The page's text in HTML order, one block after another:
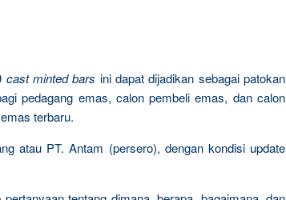
cast minted bars ini dapat dijadikan sebagai patokan
pedagang emas, calon pembeli emas, dan calon
terbaru.
atau PT. Antam (persero), dengan kondisi update